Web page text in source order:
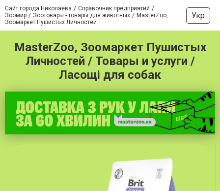
Сайт города Николаева
Справочник предприятий
Зоомир
Зоотовары - товары для животных
MasterZoo,
Зоомаркет Пушистых Личностей
Укр
MasterZoo, Зоомаркет Пушистых
Личностей / Товары и услуги /
Ласощі для собак